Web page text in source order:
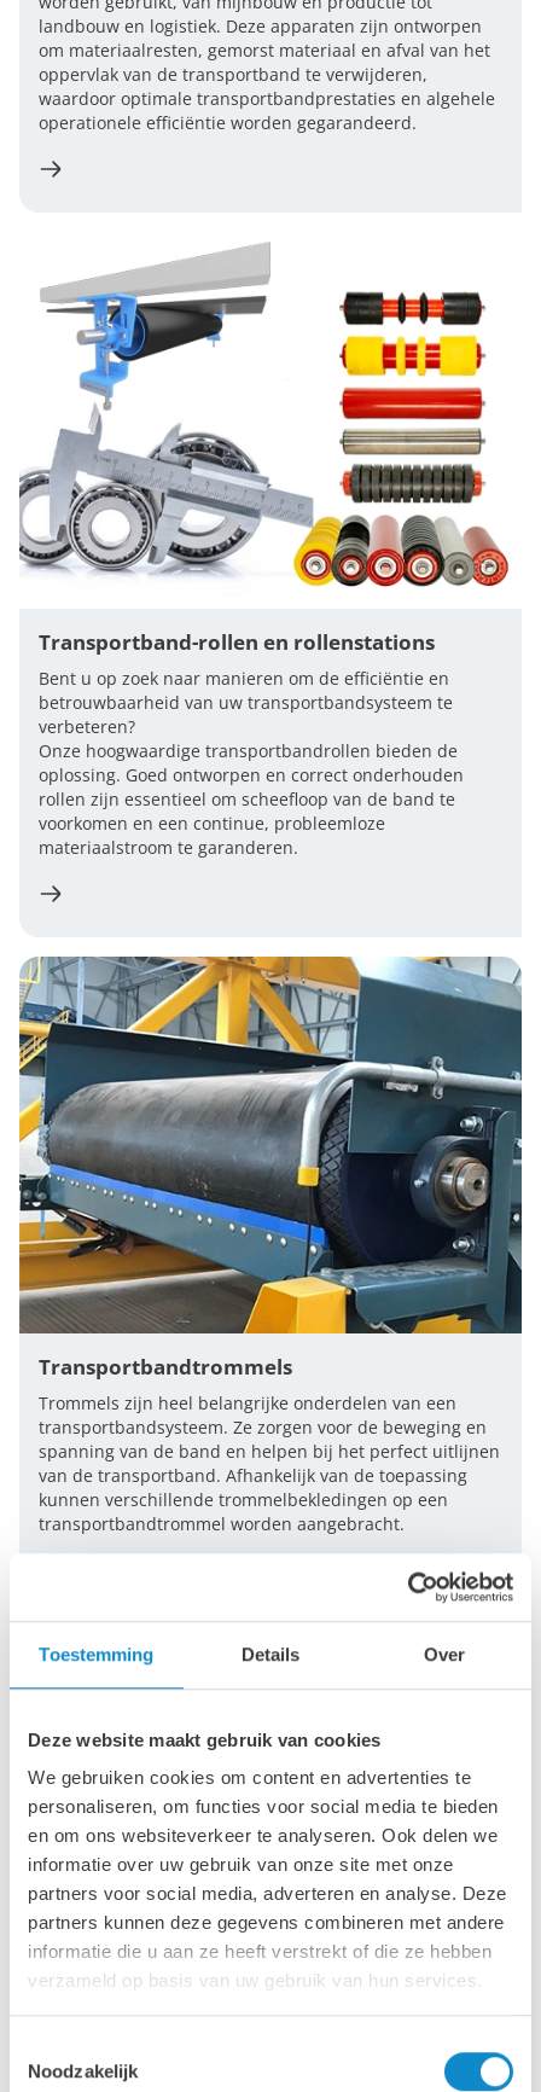
Toestemming Details Over
Deze website maakt gebruik van cookies
We gebruiken cookies om content en advertenties te
personaliseren, om functies voor social media te bieden
en om ons websiteverkeer te analyseren. Ook delen we
informatie over uw gebruik van onze site met onze
partners voor social media, adverteren en analyse. Deze
partners kunnen deze gegevens combineren met andere
informatie die u aan ze heeft verstrekt of die ze hebben
verzameld op basis van uw gebruik van hun services.
Noodzakelijk
landbouw en logistiek. Deze apparaten zijn ontworpen
om materiaalresten, gemorst materiaal en afval van het
oppervlak van de transportband te verwijderen,
waardoor optimale transportbandprestaties en algehele
operationele efficiëntie worden gegarandeerd.
Transportband-rollen en rollenstations
Bent u op zoek naar manieren om de efficiëntie en
betrouwbaarheid van uw transportbandsysteem te
verbeteren?
Onze hoogwaardige transportbandrollen bieden de
oplossing. Goed ontworpen en correct onderhouden
rollen zijn essentieel om scheefloop van de band te
voorkomen en een continue, probleemloze
materiaalstroom te garanderen.
Transportbandtrommels
Trommels zijn heel belangrijke onderdelen van een
transportbandsysteem. Ze zorgen voor de beweging en
spanning van de band en helpen bij het perfect uitlijnen
van de transportband. Afhankelijk van de toepassing
kunnen verschillende trommelbekledingen op een
transportbandtrommel worden aangebracht.
Waar impactbalken de schokken van het materiaal op de